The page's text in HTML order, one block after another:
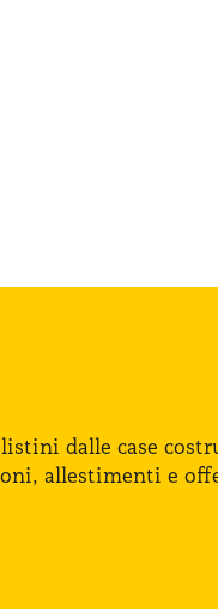
dalle case
, allestimenti e